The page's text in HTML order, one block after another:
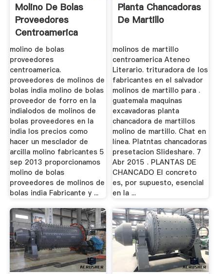
Molino De Bolas
Proveedores
Centroamerica
molino de bolas
proveedores
centroamerica.
proveedores de molinos de
bolas india molino de bolas
proveedor de forro en la
indialodos de molinos de
bolas proveedores en la
india los precios como
hacer un mesclador de
arcilla molino fabricantes 5
sep 2013 proporcionamos
molino de bolas
proveedores de molinos de
bolas india Fabricante y ...
Planta Chancadoras
De Martillo
molinos de martillo
centroamerica Ateneo
Literario. trituradora de los
fabricantes en el salvador
molinos de martillo para .
guatemala maquinas
excavadoras planta
chancadora de martillos
molino de martillo. Chat en
línea. Platntas chancadoras
presetacion Slideshare. 7
Abr 2015 . PLANTAS DE
CHANCADO El concreto
es, por supuesto, esencial
en la ...